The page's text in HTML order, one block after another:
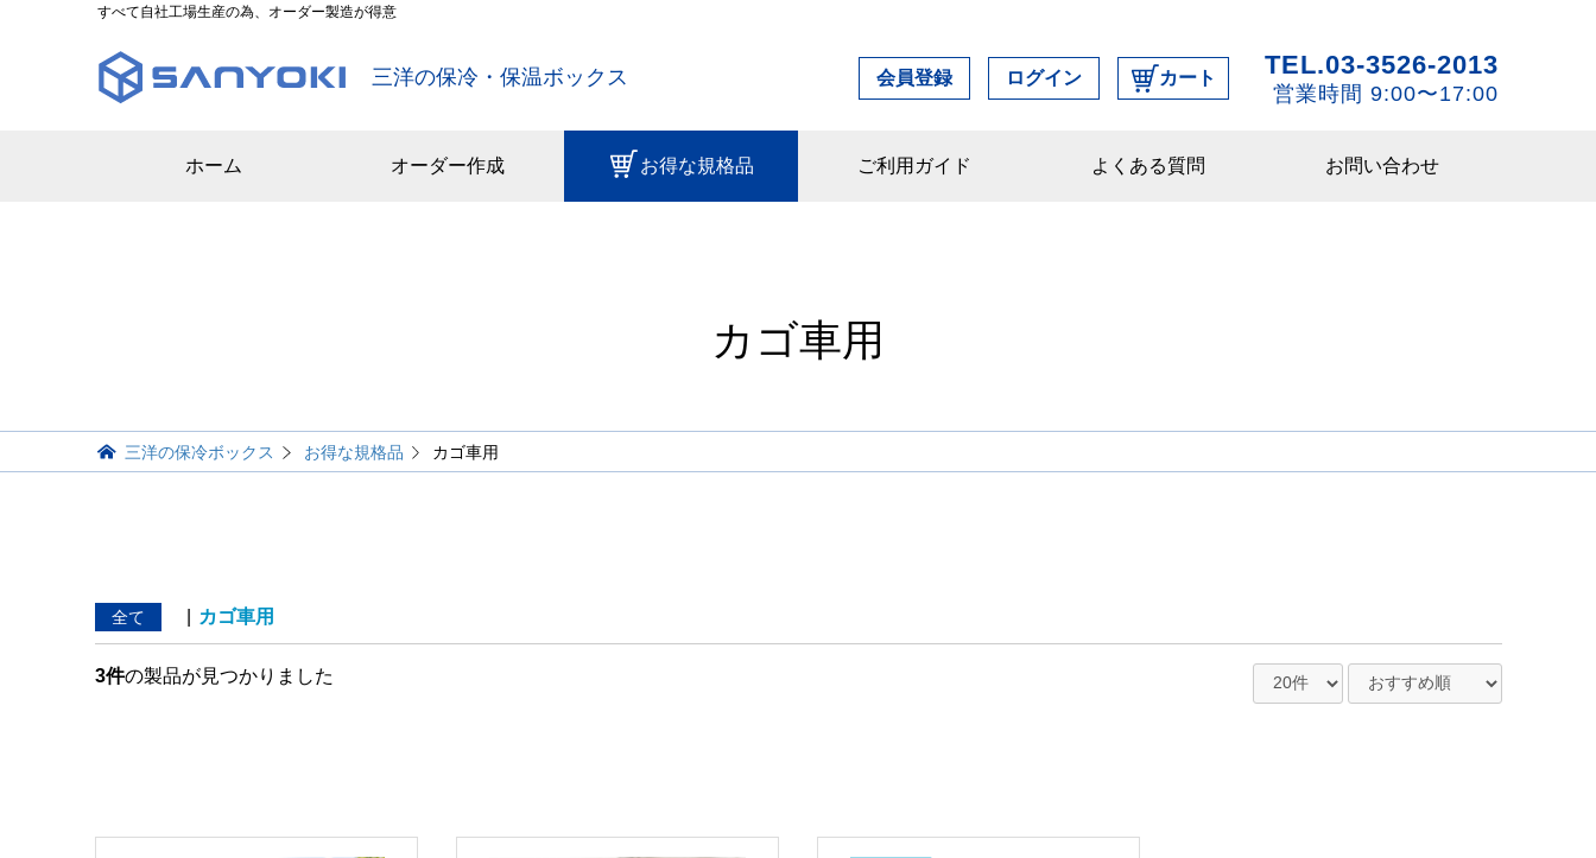
すべて自社工場生産の為、オーダー製造が得意
三洋の保冷・保温ボックス 会員登録 ログイン カート TEL.03-3526-2013
営業時間 9:00〜17:00
ホーム オーダー作成 お得な規格品 ご利用ガイド よくある質問 お問い合わせ
カゴ車用
三洋の保冷ボックス お得な規格品 カゴ車用
全て カゴ車用
3件の製品が見つかりました